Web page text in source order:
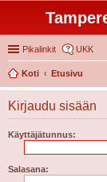
Pikalinkit UKK
Koti
Etusivu
Kirjaudu sisään
Käyttäjätunnus:
Salasana: